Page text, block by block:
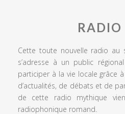
RADIO
Cette toute nouvelle radio au
s’adresse à un public
participer à la vie locale grâce
d’actualités, de débats et de
de cette radio mythique
radiophonique romand.